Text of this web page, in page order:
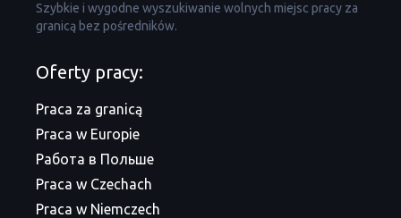
Szybkie i wygodne wyszukiwanie wolnych miejsc pracy za
granicą bez pośredników.
Oferty pracy:
Praca za granicą
Praca w Europie
Работа в Польше
Praca w Czechach
Praca w Niemczech